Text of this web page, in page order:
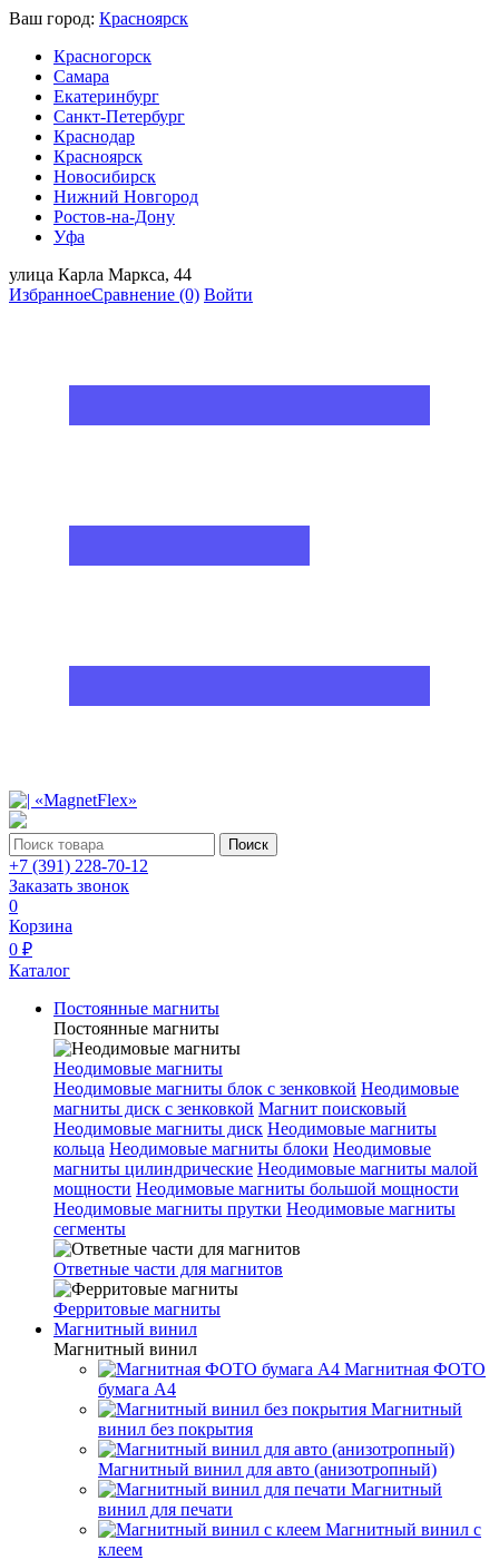
Ваш город: Красноярск
Красногорск
Самара
Екатеринбург
Санкт-Петербург
Краснодар
Красноярск
Новосибирск
Нижний Новгород
Ростов-на-Дону
Уфа
улица Карла Маркса, 44
ИзбранноеСравнение (0) Войти
Поиск
+7 (391) 228-70-12
Заказать звонок
0
Корзина
0 ₽
Каталог
Постоянные магниты
Постоянные магниты
Неодимовые магниты
Неодимовые магниты блок с зенковкой Неодимовые
магниты диск с зенковкой Магнит поисковый
Неодимовые магниты диск Неодимовые магниты
кольца Неодимовые магниты блоки Неодимовые
магниты цилиндрические Неодимовые магниты малой
мощности Неодимовые магниты большой мощности
Неодимовые магниты прутки Неодимовые магниты
сегменты
Ответные части для магнитов
Ферритовые магниты
Магнитный винил
Магнитный винил
Магнитная ФОТО
бумага А4
Магнитный
винил без покрытия
Магнитный винил для авто (анизотропный)
Магнитный
винил для печати
Магнитный винил с
клеем